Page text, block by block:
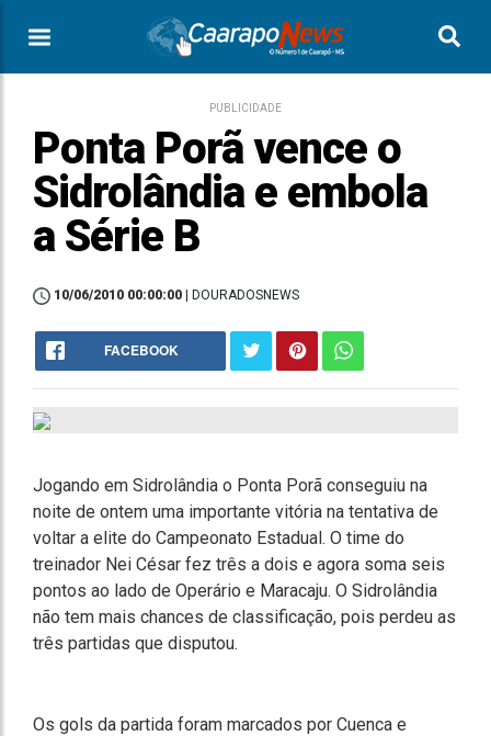
PUBLICIDADE
Ponta Porã vence o
Sidrolândia e embola
a Série B
10/06/2010 00:00:00 | DOURADOSNEWS
FACEBOOK
Jogando em Sidrolândia o Ponta Porã conseguiu na
noite de ontem uma importante vitória na tentativa de
voltar a elite do Campeonato Estadual. O time do
treinador Nei César fez três a dois e agora soma seis
pontos ao lado de Operário e Maracaju. O Sidrolândia
não tem mais chances de classificação, pois perdeu as
três partidas que disputou.
Os gols da partida foram marcados por Cuenca e